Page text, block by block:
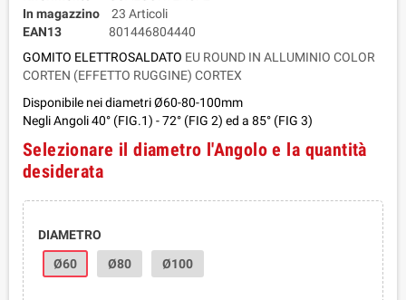
In magazzino
23 Articoli
EAN13
801446804440
GOMITO ELETTROSALDATO EU ROUND IN ALLUMINIO COLOR
CORTEN (EFFETTO RUGGINE) CORTEX
Disponibile nei diametri Ø60-80-100mm
Negli Angoli 40° (FIG.1) - 72° (FIG 2) ed a 85° (FIG 3)
Selezionare il diametro l'Angolo e la quantità
desiderata
DIAMETRO
Ø60
Ø80 Ø100